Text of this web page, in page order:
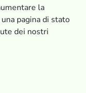
la
pagina di stato
dei nostri